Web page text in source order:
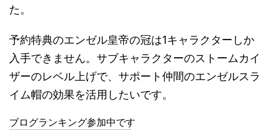
た。
予約特典のエンゼル皇帝の冠は1キャラクターしか
入手できません。サブキャラクターのストームカイ
ザーのレベル上げで、サポート仲間のエンゼルスラ
イム帽の効果を活用したいです。
ブログランキング参加中です